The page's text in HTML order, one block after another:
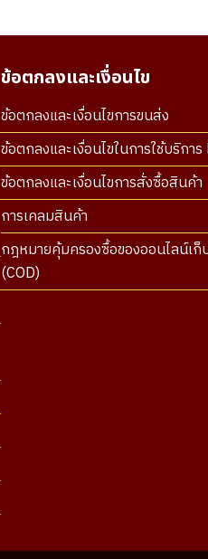
ข้อตกลงและเงื่อนไข
ข้อตกลงและเงื่อนไขการขนส่ง
ข้อตกลงและเงื่อนไขในการใช้บริกา
ข้อตกลงและเงื่อนไขการสั่งซื้อสินค้า
การเคลมสินค้า
กฎหมายคุ้มครองซื้อของออนไลน์เก็
(COD)